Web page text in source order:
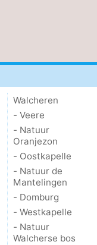
Walcheren
- Veere
- Natuur
Oranjezon
- Oostkapelle
- Natuur de
Mantelingen
- Domburg
- Westkapelle
- Natuur
Walcherse bos